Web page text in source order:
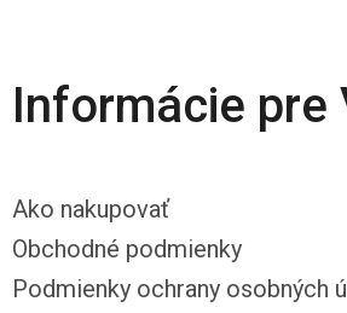
Informácie pre
Ako nakupovať
Obchodné podmienky
Podmienky ochrany osobných